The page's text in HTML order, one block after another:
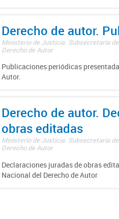
Derecho de autor.
Ministerio de Justicia. Subsecretaría
Derecho de Autor
Publicaciones periódicas
Autor.
Derecho de autor.
obras editadas
Ministerio de Justicia. Subsecretaría
Derecho de Autor
Declaraciones juradas de obras
Nacional del Derecho de Autor